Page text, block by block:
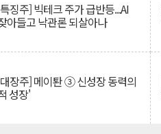
징주] 빅테크 주가 급반등...AI
아들고 낙관론 되살아나
장주] 메이퇀 ③ 신성장 동력의
성장'